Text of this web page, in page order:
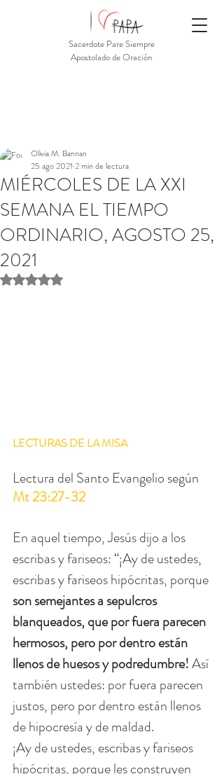
Sacerdote Pare Siempre
Apostolado de Oración
MIÉRCOLES DE LA XXI
SEMANA EL TIEMPO
ORDINARIO, AGOSTO 25,
2021
Olivia M. Bannan
25 ago 2021 2 min de lectura
Obtuvo NaN de 5 estrellas.
LECTURAS DE LA MISA
Lectura del Santo Evangelio según
Mt 23:27-32
En aquel tiempo, Jesús dijo a los
escribas y fariseos: “¡Ay de ustedes,
escribas y fariseos hipócritas, porque
son semejantes a sepulcros
blanqueados, que por fuera parecen
hermosos, pero por dentro están
llenos de huesos y podredumbre! Así
también ustedes: por fuera parecen
justos, pero por dentro están llenos
de hipocresía y de maldad.
¡Ay de ustedes, escribas y fariseos
hipócritas, porque les construyen